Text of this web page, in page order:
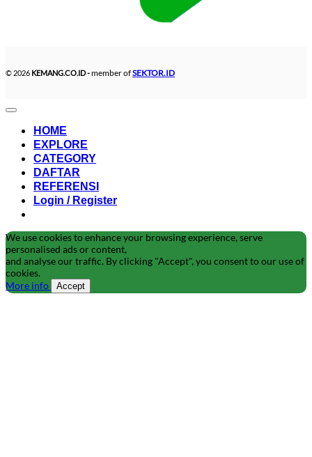
© 2026 KEMANG.CO.ID -member ofSEKTOR.ID
HOME
EXPLORE
CATEGORY
DAFTAR
REFERENSI
Login / Register
We use cookies to enhance your browsing experience, serve
personalised ads or content,
and analyse our traffic. By clicking "Accept", you consent to our use of
cookies.
More info
Accept